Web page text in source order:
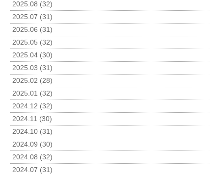
2025.08 (32)
2025.07 (31)
2025.06 (31)
2025.05 (32)
2025.04 (30)
2025.03 (31)
2025.02 (28)
2025.01 (32)
2024.12 (32)
2024.11 (30)
2024.10 (31)
2024.09 (30)
2024.08 (32)
2024.07 (31)